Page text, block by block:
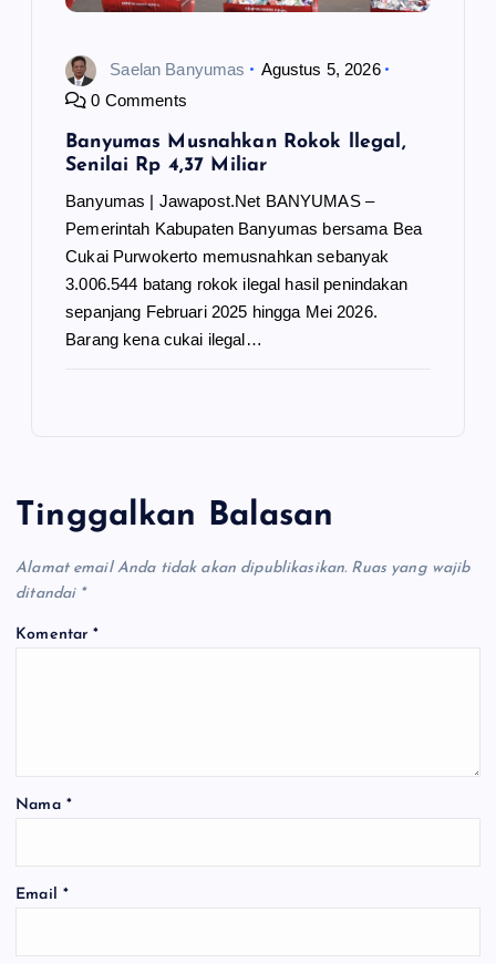
Saelan Banyumas
Agustus 5, 2026
0 Comments
Banyumas Musnahkan Rokok llegal,
Senilai Rp 4,37 Miliar
Banyumas | Jawapost.Net BANYUMAS –
Pemerintah Kabupaten Banyumas bersama Bea
Cukai Purwokerto memusnahkan sebanyak
3.006.544 batang rokok ilegal hasil penindakan
sepanjang Februari 2025 hingga Mei 2026.
Barang kena cukai ilegal…
Tinggalkan Balasan
Alamat email Anda tidak akan dipublikasikan. Ruas yang wajib
ditandai *
Komentar*
Nama *
Email *